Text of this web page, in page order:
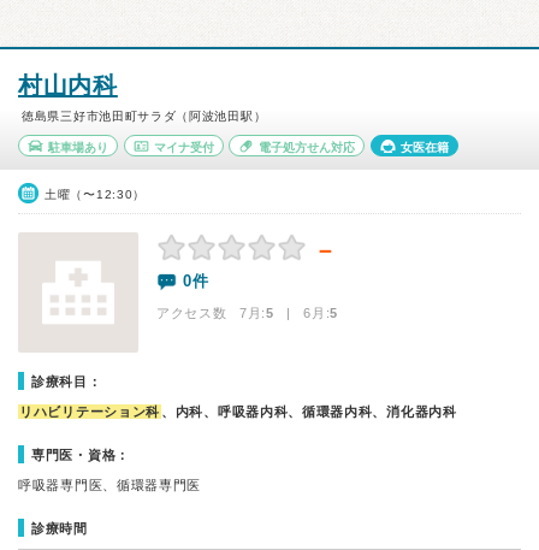
村山内科
徳島県三好市池田町サラダ（阿波池田駅）
駐車場あり マイナ受付 電子処方せん対応 女医在籍
土曜（〜12:30）
－
0件
アクセス数 7月:5 | 6月:5
診療科目：
リハビリテーション科 、内科、呼吸器内科、循環器内科、消化器内科
専門医・資格：
呼吸器専門医、循環器専門医
診療時間